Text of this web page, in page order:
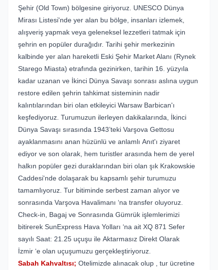
Şehir (Old Town) bölgesine giriyoruz. UNESCO Dünya
Mirası Listesi'nde yer alan bu bölge, insanları izlemek,
alışveriş yapmak veya geleneksel lezzetleri tatmak için
şehrin en popüler durağıdır. Tarihi şehir merkezinin
kalbinde yer alan hareketli Eski Şehir Market Alanı (Rynek
Starego Miasta) etrafında gezinirken, tarihin 16. yüzyıla
kadar uzanan ve İkinci Dünya Savaşı sonrası aslına uygun
restore edilen şehrin tahkimat sisteminin nadir
kalıntılarından biri olan etkileyici Warsaw Barbican'ı
keşfediyoruz. Turumuzun ilerleyen dakikalarında, İkinci
Dünya Savaşı sırasında 1943’teki Varşova Gettosu
ayaklanmasını anan hüzünlü ve anlamlı Anıt'ı ziyaret
ediyor ve son olarak, hem turistler arasında hem de yerel
halkın popüler gezi duraklarından biri olan şık Krakowskie
Caddesi'nde dolaşarak bu kapsamlı şehir turumuzu
tamamlıyoruz. Tur bitiminde serbest zaman alıyor ve
sonrasında Varşova Havalimanı ‘na transfer oluyoruz.
Check-in, Bagaj ve Sonrasında Gümrük işlemlerimizi
bitirerek SunExpress Hava Yolları ‘na ait XQ 871 Sefer
sayılı Saat: 21.25 uçuşu ile Aktarmasız Direkt Olarak
İzmir ‘e olan uçuşumuzu gerçekleştiriyoruz.
Sabah Kahvaltısı; Otelimizde alınacak olup , tur ücretine